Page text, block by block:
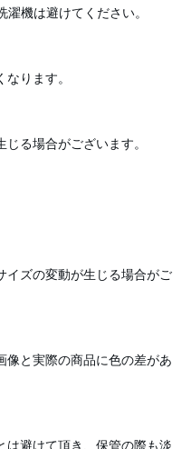
機は避けてください。
ります。
る場合がございます。
イズの変動が生じる場合がご
像と実際の商品に色の差があ
は避けて頂き、保管の際も淡